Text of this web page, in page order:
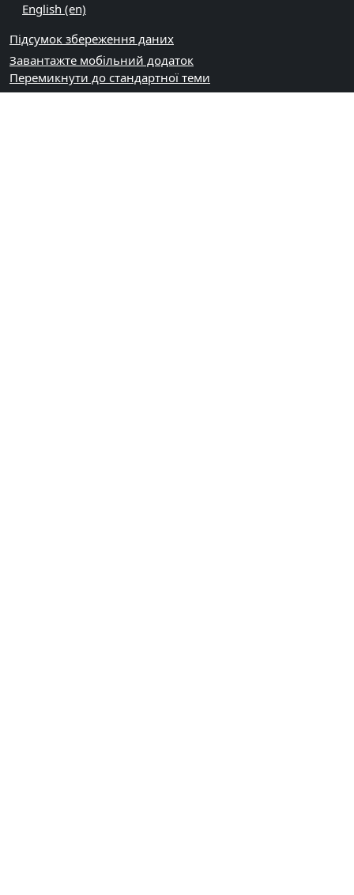
English ‎(en)‎
Підсумок збереження даних
Завантажте мобільний додаток
Перемикнути до стандартної теми